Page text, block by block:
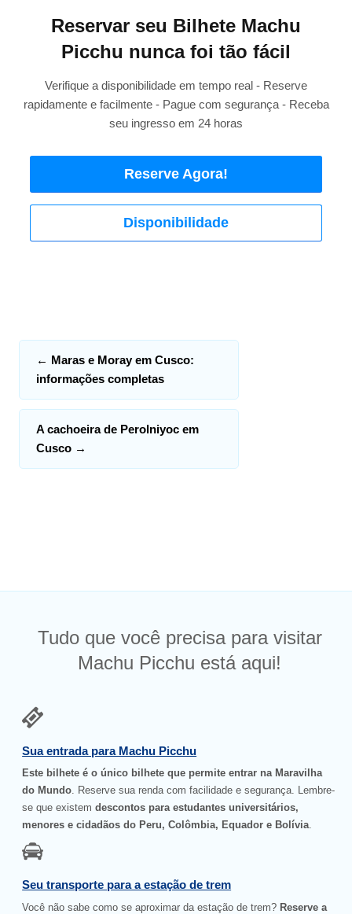
Reservar seu Bilhete Machu
Picchu nunca foi tão fácil
Verifique a disponibilidade em tempo real - Reserve
rapidamente e facilmente - Pague com segurança - Receba
seu ingresso em 24 horas
Reserve Agora!
Disponibilidade
← Maras e Moray em Cusco:
informações completas
A cachoeira de Perolniyoc em
Cusco →
Tudo que você precisa para visitar
Machu Picchu está aqui!
Sua entrada para Machu Picchu
Este bilhete é o único bilhete que permite entrar na Maravilha
do Mundo. Reserve sua renda com facilidade e segurança. Lembre-
se que existemdescontos para estudantes universitários,
menores e cidadãos do Peru, Colômbia, Equador e Bolívia.
Seu transporte para a estação de trem
Você não sabe como se aproximar da estação de trem? Reserve a